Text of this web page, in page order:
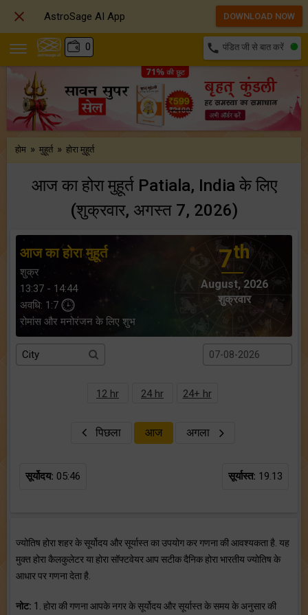
0 call पंडित जी से बात करें
होम » मुहूर्त » होरा मुहूर्त
आज का होरा मुहूर्त Patiala, India के लिए
(शुक्रवार, अगस्त 7, 2026)
आज का होरा मुहूर्त
शुक्र
13:37 - 14:44
अवधि: 1:7
रोमांस और मनोरंजन के लिए शुभ
7th
August, 2026
शुक्रवार
12 hr 24 hr 24+ hr
पिछला आज अगला
सूर्योदय: 05:46 सूर्यास्त: 19.13
ज्योतिष होरा शहर के सूर्योदय और सूर्यास्त का उपयोग कर गणना की आवश्यकता है. यह
मुक्त होरा कैलकुलेटर या होरा सॉफ्टवेयर आप सटीक दैनिक होरा भारतीय ज्योतिष के
आधार पर गणना देता है.
नोट: 1. होरा की गणना आपके नगर के सूर्योदय और सूर्यास्त के समय के अनुसार की
 AstroSage AI App DOWNLOAD NOW